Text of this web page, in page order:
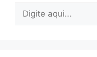
Pesquisar